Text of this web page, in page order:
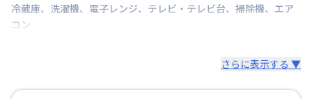
冷蔵庫、 洗濯機、 電子レンジ、 テレビ・テレビ台、 掃除機、 エア
コン
さらに表示する ▼